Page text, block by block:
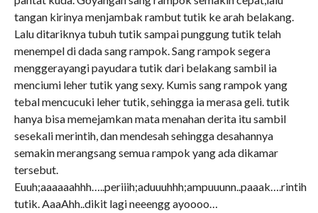
tangan kirinya menjambak rambut tutik ke arah belakang.
Lalu ditariknya tubuh tutik sampai punggung tutik telah
menempel di dada sang rampok. Sang rampok segera
menggerayangi payudara tutik dari belakang sambil ia
menciumi leher tutik yang sexy. Kumis sang rampok yang
tebal mencucuki leher tutik, sehingga ia merasa geli. tutik
hanya bisa memejamkan mata menahan derita itu sambil
sesekali merintih, dan mendesah sehingga desahannya
semakin merangsang semua rampok yang ada dikamar
tersebut.
Euuh;aaaaaahhh…..periiih;aduuuhhh;ampuuunn..paaak….rintih
tutik. AaaAhh..dikit lagi neeengg ayoooo…